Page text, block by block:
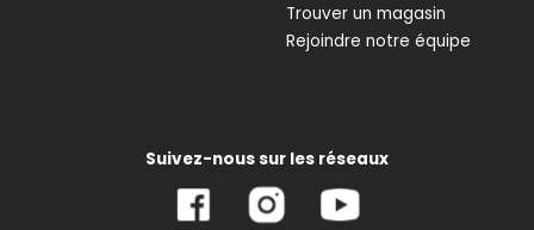
Trouver un magasin
Rejoindre notre équipe
Suivez-nous sur les réseaux